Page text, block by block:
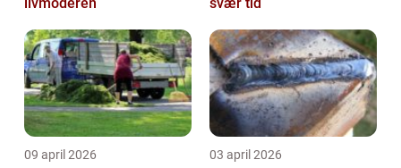
09 april 2026 03 april 2026